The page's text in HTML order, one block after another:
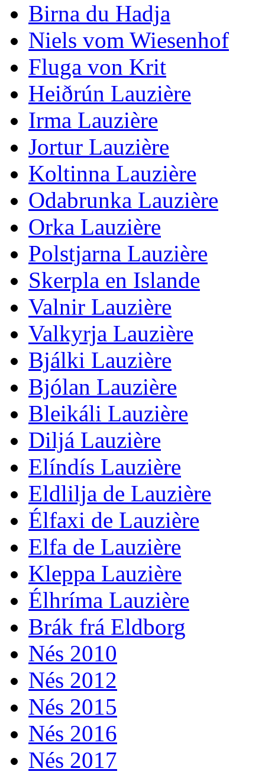
Birna du Hadja
Niels vom Wiesenhof
Fluga von Krit
Heiðrún Lauzière
Irma Lauzière
Jortur Lauzière
Koltinna Lauzière
Odabrunka Lauzière
Orka Lauzière
Polstjarna Lauzière
Skerpla en Islande
Valnir Lauzière
Valkyrja Lauzière
Bjálki Lauzière
Bjólan Lauzière
Bleikáli Lauzière
Diljá Lauzière
Elíndís Lauzière
Eldlilja de Lauzière
Élfaxi de Lauzière
Elfa de Lauzière
Kleppa Lauzière
Élhríma Lauzière
Brák frá Eldborg
Nés 2010
Nés 2012
Nés 2015
Nés 2016
Nés 2017